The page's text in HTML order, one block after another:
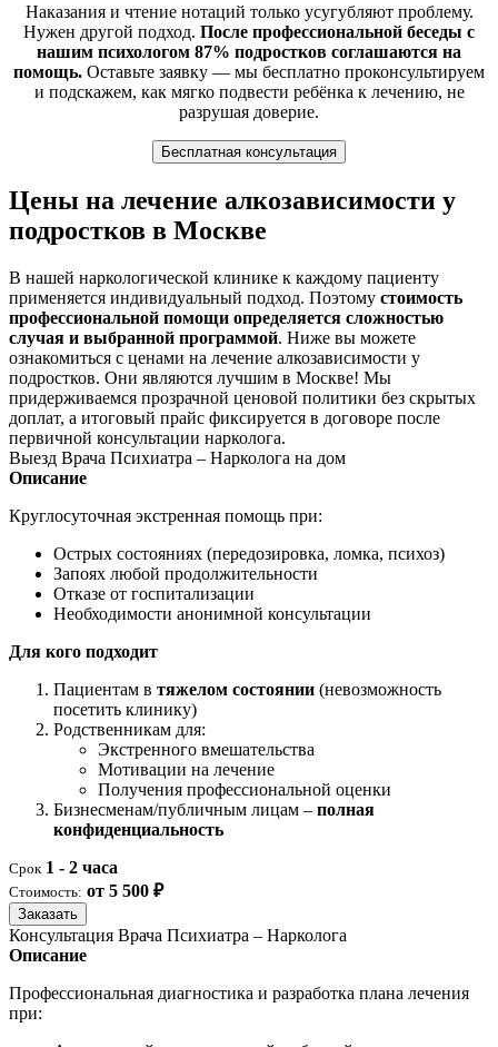
Наказания и чтение нотаций только усугубляют проблему.
Нужен другой подход. После профессиональной беседы с
нашим психологом 87% подростков соглашаются на
помощь. Оставьте заявку — мы бесплатно проконсультируем
и подскажем, как мягко подвести ребёнка к лечению, не
разрушая доверие.
Бесплатная консультация
Цены на лечение алкозависимости у
подростков в Москве
В нашей наркологической клинике к каждому пациенту
применяется индивидуальный подход. Поэтому стоимость
профессиональной помощи определяется сложностью
случая и выбранной программой. Ниже вы можете
ознакомиться с ценами на лечение алкозависимости у
подростков. Они являются лучшим в Москве! Мы
придерживаемся прозрачной ценовой политики без скрытых
доплат, а итоговый прайс фиксируется в договоре после
первичной консультации нарколога.
Выезд Врача Психиатра – Нарколога на дом
Описание
Круглосуточная экстренная помощь при:
Острых состояниях (передозировка, ломка, психоз)
Запоях любой продолжительности
Отказе от госпитализации
Необходимости анонимной консультации
Для кого подходит
Пациентам в тяжелом состоянии (невозможность
посетить клинику)
Родственникам для:
Экстренного вмешательства
Мотивации на лечение
Получения профессиональной оценки
Бизнесменам/публичным лицам – полная
конфиденциальность
Срок 1 - 2 часа
Стоимость: от 5 500 ₽
Заказать
Консультация Врача Психиатра – Нарколога
Описание
Профессиональная диагностика и разработка плана лечения
при: